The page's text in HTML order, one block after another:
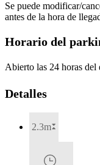
Se puede modificar/
antes de la hora de
Horario del
Abierto las 24 horas del
Detalles
2.3m